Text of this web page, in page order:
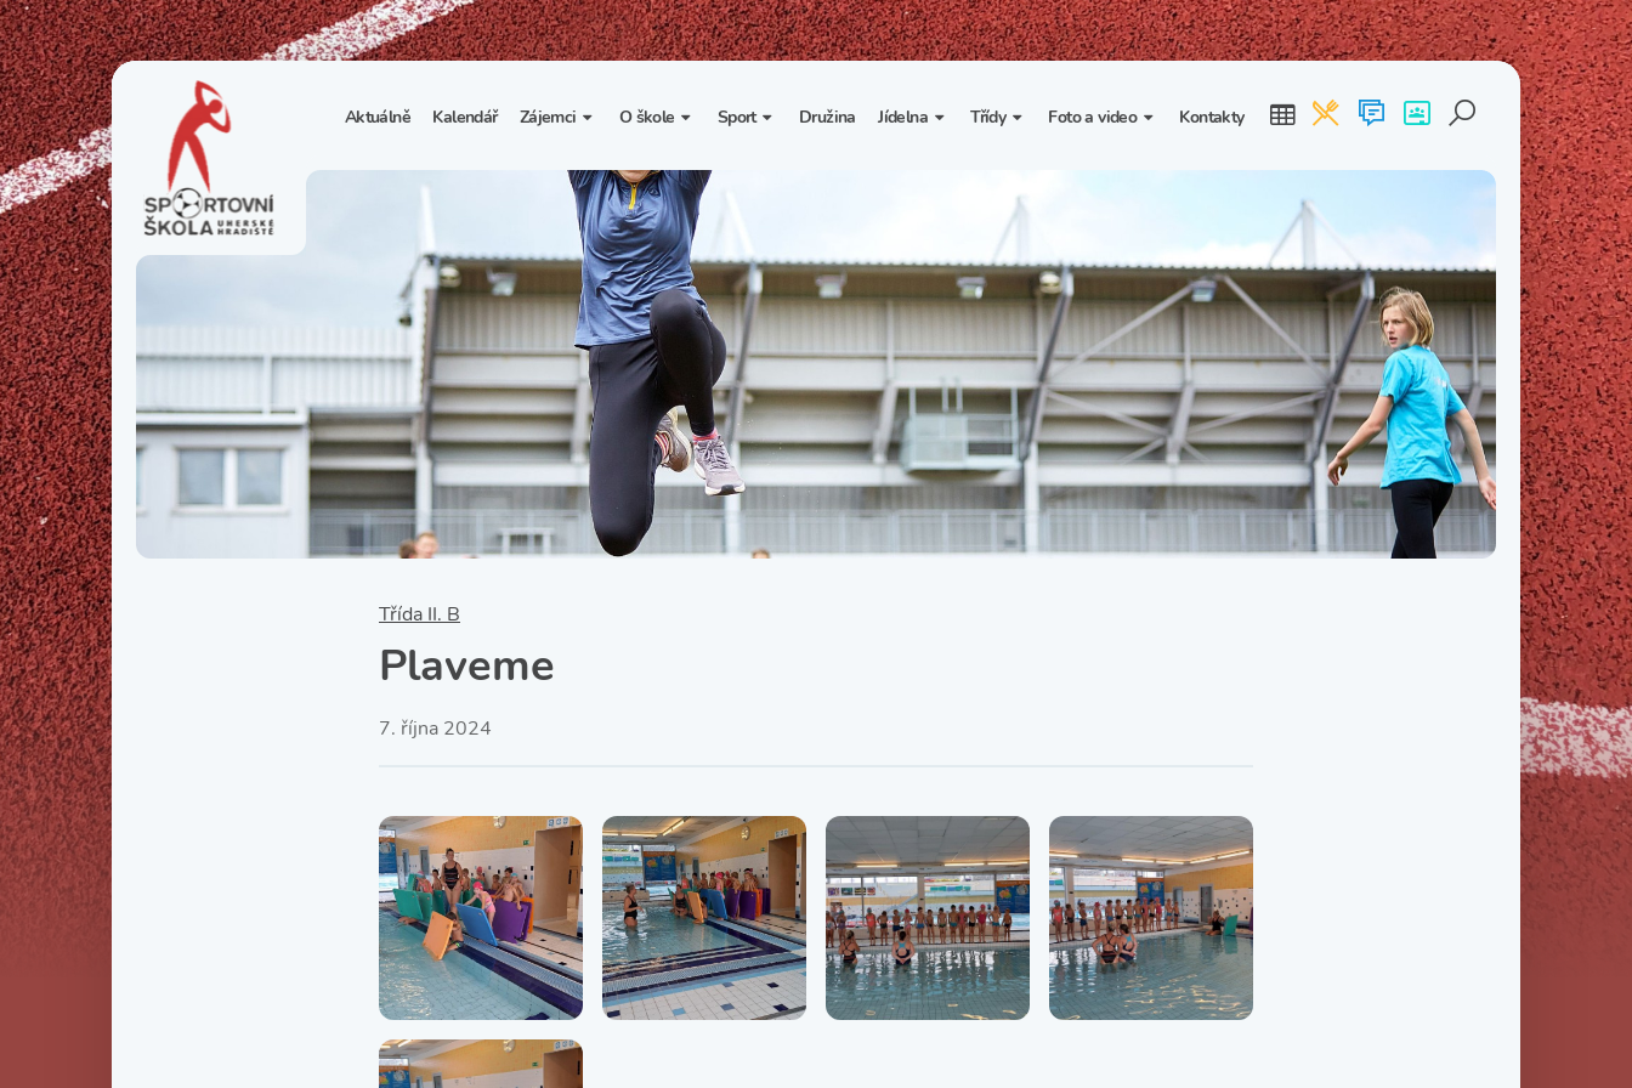
Aktuálně Kalendář Zájemci
1. třída
Sportovní třídy
Nesportovní třídy
O škole
Základní informace
Organizace školního roku
Výuka a učební plán
Zájmové kroužky
Školní poradenské
pracoviště
Školní psycholožka
Školská rada
SRPŠ – Spolek rodičů a
Sport
Spolupráce se sportovními
kluby
Školní sportovní klub
Tělesná výchova a sport
Družina Jídelna
Vnitřní řád školní jídelny
Třídy
Třída I. B Třída I. C
Třída II. A Třída II. C
Třída III. A Třída III. B Třída III. C
Třída IV. A Třída IV. B Třída IV. C
Třída V. A Třída V. B Třída V. C
Třída VI. A Třída VI. B Třída VI. C
Třída VII. A Třída VII. B Třída VII. C
Třída VIII. A Třída VIII. C
Foto a video Kontakty
Třída II. B
Plaveme
7. října 2024